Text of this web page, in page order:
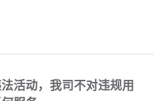
活动，我司不对违规用